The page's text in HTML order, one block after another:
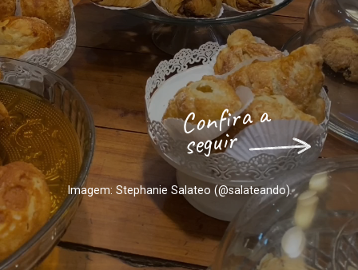
Imagem: Stephanie Salateo (@salateando)
Confira a
seguir